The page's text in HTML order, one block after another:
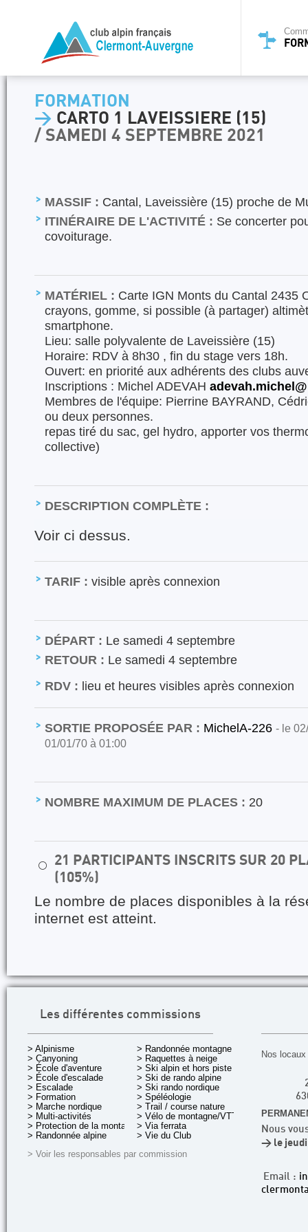
FORMATION
> CARTO 1 LAVEISSIERE (15)
/ SAMEDI 4 SEPTEMBRE 2021
MASSIF : Cantal, Laveissière (15) proche de
ITINÉRAIRE DE L'ACTIVITÉ : Se concerter
covoiturage.
MATÉRIEL : Carte IGN Monts du Cantal 2435
crayons, gomme, si possible (à partager)
smartphone.
Lieu: salle polyvalente de Laveissière (15)
Horaire: RDV à 8h30 , fin du stage vers 18h.
Ouvert: en priorité aux adhérents des clubs
Inscriptions : Michel ADEVAH
Membres de l'équipe: Pierrine BAYRAND,
ou deux personnes.
repas tiré du sac, gel hydro, apporter vos
collective)
DESCRIPTION COMPLÈTE :
Voir ci dessus.
TARIF : visible après connexion
DÉPART : Le samedi 4 septembre
RETOUR : Le samedi 4 septembre
RDV : lieu et heures visibles après connexion
SORTIE PROPOSÉE PAR : MichelA-226 - le
01/01/70 à 01:00
NOMBRE MAXIMUM DE PLACES : 20
⚪
21 PARTICIPANTS INSCRITS SUR 20
(105%)
Le nombre de places disponibles à la
internet est atteint.
Les différentes commissions
> Alpinisme
> Canyoning
> École d'aventure
> École d'escalade
> Escalade
> Formation
> Marche nordique
> Multi-activités
> Protection de la montagne
> Randonnée alpine
> Randonnée montagne
> Raquettes à neige
> Ski alpin et hors piste
> Ski de rando alpine
> Ski rando nordique
> Spéléologie
> Trail / course nature
> Vélo de montagne/VTT
> Via ferrata
> Vie du Club
> Voir les responsables par commission
Nos
Nous
> le jeudi
Email :